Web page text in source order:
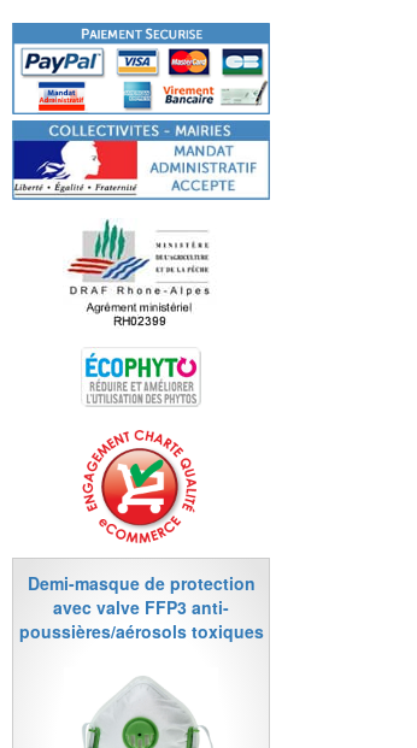
Demi-masque de protection
avec valve FFP3 anti-
poussières/aérosols toxiques